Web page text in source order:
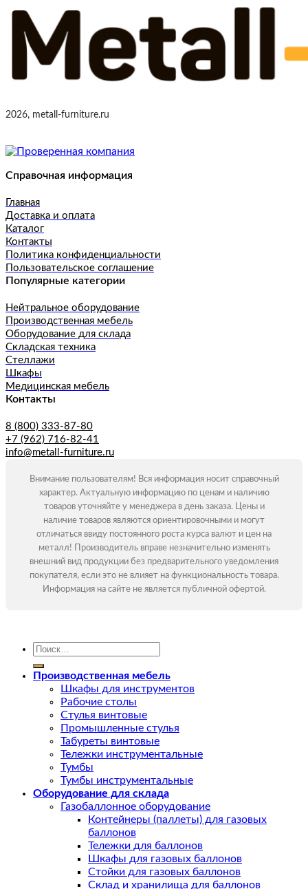
2026, metall-furniture.ru
Справочная информация
Главная
Доставка и оплата
Каталог
Контакты
Политика конфиденциальности
Пользовательское соглашение
Популярные категории
Нейтральное оборудование
Производственная мебель
Оборудование для склада
Складская техника
Стеллажи
Шкафы
Медицинская мебель
Контакты
8 (800) 333-87-80
+7 (962) 716-82-41
info@metall-furniture.ru
Внимание пользователям! Вся информация носит справочный
характер. Актуальную информацию по ценам и наличию
товаров уточняйте у менеджера в день заказа. Цены и
наличие товаров являются ориентировочными и могут
отличаться ввиду постоянного роста курса валют и цен на
металл! Производитель вправе незначительно изменять
внешний вид продукции без предварительного уведомления
покупателя, если это не влияет на функциональность товара.
Информация на сайте не является публичной офертой.
Искать:
Производственная мебель
Шкафы для инструментов
Рабочие столы
Стулья винтовые
Промышленные стулья
Табуреты винтовые
Тележки инструментальные
Тумбы
Тумбы инструментальные
Оборудование для склада
Газобаллонное оборудование
Контейнеры (паллеты) для газовых
баллонов
Тележки для баллонов
Шкафы для газовых баллонов
Стойки для газовых баллонов
Склад и хранилища для баллонов